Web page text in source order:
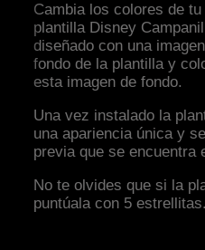
Cambia los colores de
plantilla Disney
diseñado con una
fondo de la plantilla y
esta imagen de fondo.
Una vez instalado la
una apariencia única y
previa que se encuentra
No te olvides que si la
puntúala con 5 estrellitas.